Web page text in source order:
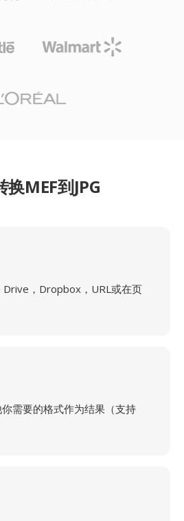
换MEF到JPG
Drive，Dropbox，URL或在页
需要的格式作为结果（支持